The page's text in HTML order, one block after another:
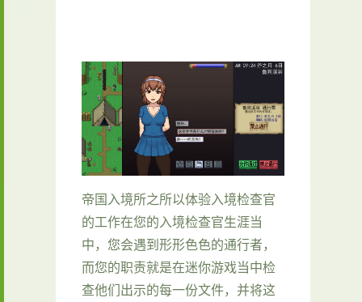
帝国入境所之所以体验入境检查官
的工作在您的入境检查官生涯当
中，您会遇到形形色色的通行者，
而您的职责就是在迷你游戏当中检
查他们出示的每一份文件，并将这